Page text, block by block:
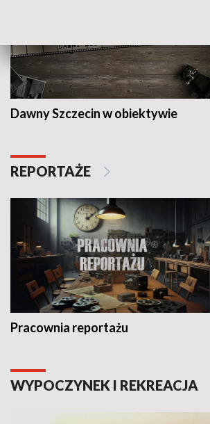
Dawny Szczecin w obiektywie
REPORTAŻE
Pracownia reportażu
WYPOCZYNEK I REKREACJA